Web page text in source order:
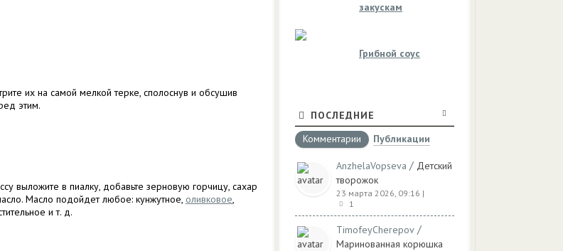
их на самой мелкой терке, сполоснув и обсушив
этим.
выложите в пиалку, добавьте зерновую горчицу, сахар
Масло подойдет любое: кунжутное, оливковое,
и т. д.
закускам
Грибной соус
ПОСЛЕДНИЕ
Комментарии
Публикации
AnzhelaVopseva / Детский
творожок
23 марта 2026, 09:16 |
1
TimofeyCherepov /
Маринованная корюшка